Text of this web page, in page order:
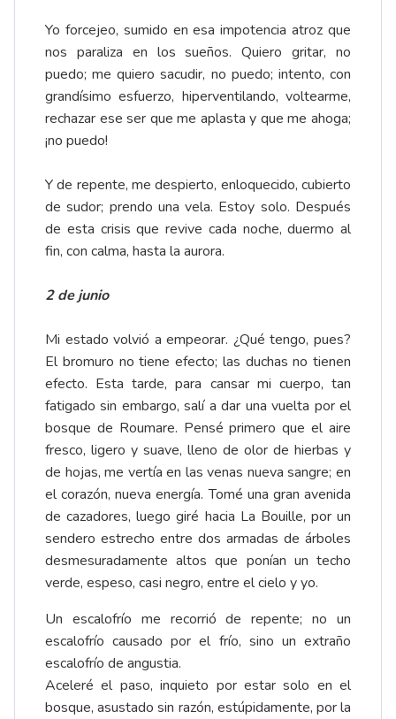
Yo forcejeo, sumido en esa impotencia atroz que
nos paraliza en los sueños. Quiero gritar, no
puedo; me quiero sacudir, no puedo; intento, con
grandísimo esfuerzo, hiperventilando, voltearme,
rechazar ese ser que me aplasta y que me ahoga;
¡no puedo!
Y de repente, me despierto, enloquecido, cubierto
de sudor; prendo una vela. Estoy solo. Después
de esta crisis que revive cada noche, duermo al
fin, con calma, hasta la aurora.
2 de junio
Mi estado volvió a empeorar. ¿Qué tengo, pues?
El bromuro no tiene efecto; las duchas no tienen
efecto. Esta tarde, para cansar mi cuerpo, tan
fatigado sin embargo, salí a dar una vuelta por el
bosque de Roumare. Pensé primero que el aire
fresco, ligero y suave, lleno de olor de hierbas y
de hojas, me vertía en las venas nueva sangre; en
el corazón, nueva energía. Tomé una gran avenida
de cazadores, luego giré hacia La Bouille, por un
sendero estrecho entre dos armadas de árboles
desmesuradamente altos que ponían un techo
verde, espeso, casi negro, entre el cielo y yo.
Un escalofrío me recorrió de repente; no un
escalofrío causado por el frío, sino un extraño
escalofrío de angustia.
Aceleré el paso, inquieto por estar solo en el
bosque, asustado sin razón, estúpidamente, por la